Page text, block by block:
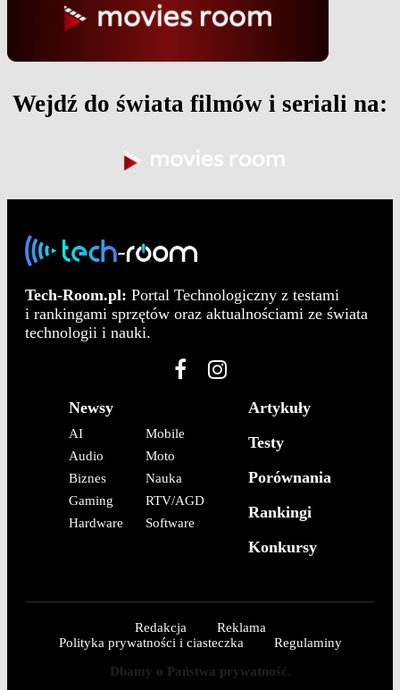
Wejdź do świata filmów i seriali na:
Tech-Room.pl: Portal Technologiczny z testami
i rankingami sprzętów oraz aktualnościami ze świata
technologii i nauki.
Newsy
AI
Audio
Biznes
Gaming
Hardware
Mobile
Moto
Nauka
RTV/AGD
Software
Artykuły
Testy
Porównania
Rankingi
Konkursy
Redakcja
Reklama
Polityka prywatności i ciasteczka
Regulaminy
Dbamy o Państwa prywatność.